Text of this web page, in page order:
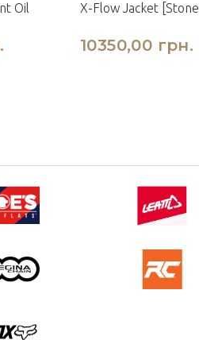
Oil
X-Flow Jacket [Stone]
10350,00 грн.